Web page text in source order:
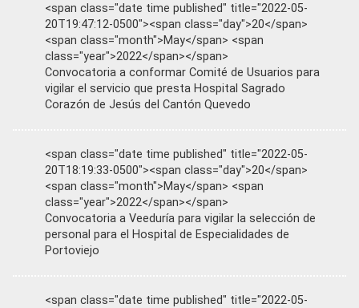
<span class="date time published" title="2022-05-
20T19:47:12-0500"><span class="day">20</span>
<span class="month">May</span> <span
class="year">2022</span></span>
Convocatoria a conformar Comité de Usuarios para
vigilar el servicio que presta Hospital Sagrado
Corazón de Jesús del Cantón Quevedo
<span class="date time published" title="2022-05-
20T18:19:33-0500"><span class="day">20</span>
<span class="month">May</span> <span
class="year">2022</span></span>
Convocatoria a Veeduría para vigilar la selección de
personal para el Hospital de Especialidades de
Portoviejo
<span class="date time published" title="2022-05-